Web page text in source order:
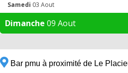
Samedi 03 Aout
Dimanche 09 Aout
Bar pmu à proximité de Le